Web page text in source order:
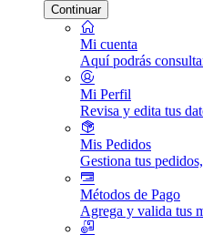
Continuar
Mi cuenta
Aquí podrás
Mi Perfil
Revisa y edita tus
Mis Pedidos
Gestiona tus
Métodos de Pago
Agrega y valida tus